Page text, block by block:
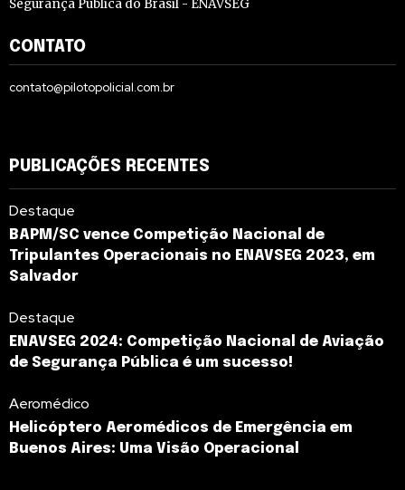
Segurança Pública do Brasil - ENAVSEG
CONTATO
contato@pilotopolicial.com.br
PUBLICAÇÕES RECENTES
Destaque
BAPM/SC vence Competição Nacional de
Tripulantes Operacionais no ENAVSEG 2023, em
Salvador
Destaque
ENAVSEG 2024: Competição Nacional de Aviação
de Segurança Pública é um sucesso!
Aeromédico
Helicóptero Aeromédicos de Emergência em
Buenos Aires: Uma Visão Operacional